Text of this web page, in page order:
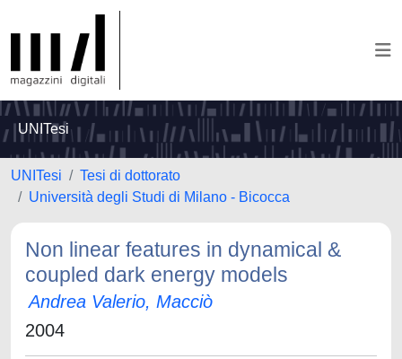
UNITesi
UNITesi
Tesi di dottorato
Università degli Studi di Milano - Bicocca
Non linear features in dynamical &
coupled dark energy models
Andrea Valerio, Macciò
2004